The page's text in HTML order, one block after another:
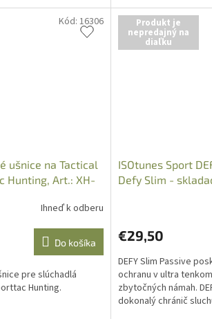
umývať a...
ušnice na Tactical
Hunting, Art.: XH-
Ihneď k odberu
Do košíka
pre slúchadlá
Hunting.
Kód: 16306 Produkt je
nepredajný na
diaľku
ISOtunes Sport
Defy Slim -
€29,50
DEFY Slim Passive
ochranu v ultra
zbytočných námah.
dokonalý chránič